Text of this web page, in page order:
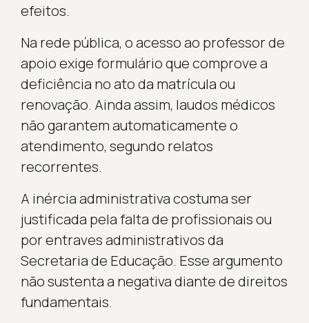
efeitos.
Na rede pública, o acesso ao professor de
apoio exige formulário que comprove a
deficiência no ato da matrícula ou
renovação. Ainda assim, laudos médicos
não garantem automaticamente o
atendimento, segundo relatos
recorrentes.
A inércia administrativa costuma ser
justificada pela falta de profissionais ou
por entraves administrativos da
Secretaria de Educação. Esse argumento
não sustenta a negativa diante de direitos
fundamentais.